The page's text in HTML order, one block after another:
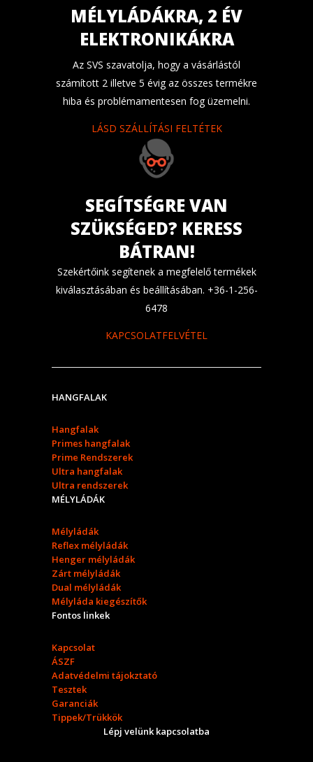
MÉLYLÁDÁKRA, 2 ÉV
ELEKTRONIKÁKRA
Az SVS szavatolja, hogy a vásárlástól
számított 2 illetve 5 évig az összes termékre
hiba és problémamentesen fog üzemelni.
LÁSD SZÁLLÍTÁSI FELTÉTEK
SEGÍTSÉGRE VAN
SZÜKSÉGED? KERESS
BÁTRAN!
Szekértőink segítenek a megfelelő termékek
kiválasztásában és beállításában. +36-1-256-
6478
KAPCSOLATFELVÉTEL
HANGFALAK
Hangfalak
Primes hangfalak
Prime Rendszerek
Ultra hangfalak
Ultra rendszerek
MÉLYLÁDÁK
Mélyládák
Reflex mélyládák
Henger mélyládák
Zárt mélyládák
Dual mélyládák
Mélyláda kiegészítők
Fontos linkek
Kapcsolat
ÁSZF
Adatvédelmi tájokztató
Tesztek
Garanciák
Tippek/Trükkök
Lépj velünk kapcsolatba